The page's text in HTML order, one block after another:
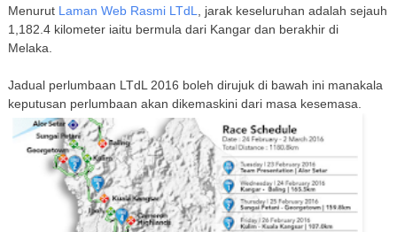
Menurut Laman Web Rasmi LTdL
, jarak keseluruhan adalah sejauh
1,182.4 kilometer iaitu bermula dari Kangar dan berakhir di
Melaka.
Jadual perlumbaan LTdL 2016 boleh dirujuk di bawah ini manakala
keputusan perlumbaan akan dikemaskini dari masa kesemasa.